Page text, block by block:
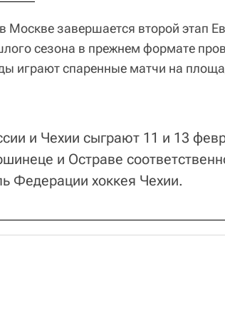
Москве завершается второй этап
сезона в прежнем формате
играют спаренные матчи на
и Чехии сыграют 11 и 13
и Остраве
Федерации хоккея Чехии.